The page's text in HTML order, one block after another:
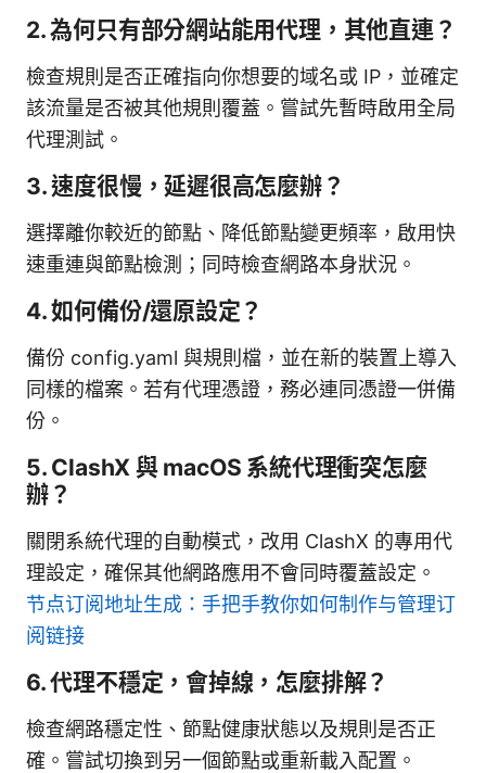
2. 為何只有部分網站能用代理，其他直連？
檢查規則是否正確指向你想要的域名或 IP，並確定
該流量是否被其他規則覆蓋。嘗試先暫時啟用全局
代理測試。
3. 速度很慢，延遲很高怎麼辦？
選擇離你較近的節點、降低節點變更頻率，啟用快
速重連與節點檢測；同時檢查網路本身狀況。
4. 如何備份/還原設定？
備份 config.yaml 與規則檔，並在新的裝置上導入
同樣的檔案。若有代理憑證，務必連同憑證一併備
份。
5. ClashX 與 macOS 系統代理衝突怎麼
辦？
關閉系統代理的自動模式，改用 ClashX 的專用代
理設定，確保其他網路應用不會同時覆蓋設定。
节点订阅地址生成：手把手教你如何制作与管理订
阅链接
6. 代理不穩定，會掉線，怎麼排解？
檢查網路穩定性、節點健康狀態以及規則是否正
確。嘗試切換到另一個節點或重新載入配置。